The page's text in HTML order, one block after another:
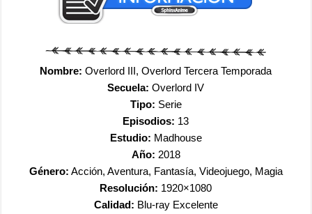
Nombre: Overlord III, Overlord Tercera Temporada
Secuela:Overlord IV
Tipo: Serie
Episodios: 13
Estudio: Madhouse
Año: 2018
Género: Acción, Aventura, Fantasía, Videojuego, Magia
Resolución: 1920×1080
Calidad: Blu-ray Excelente